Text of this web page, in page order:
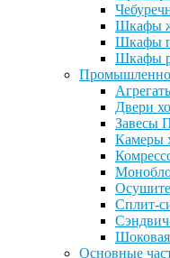
Шкафы
Шкафы
Шкафы
Двери
Завесы
Камеры
Сплит-
Шоковая
Основные